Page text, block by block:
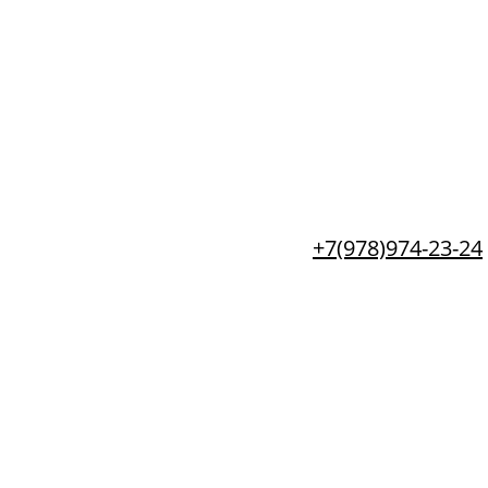
+7(978)974-23-24